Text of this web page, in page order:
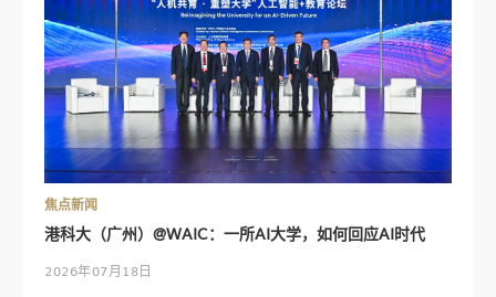
焦点新闻
港科大（广州）@WAIC：一所AI大学，如何回应AI时代
2026年07月18日